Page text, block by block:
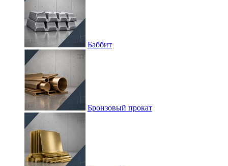
Баббит
Бронзовый прокат